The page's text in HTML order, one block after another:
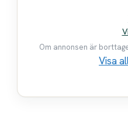
Om annonsen är
Visa